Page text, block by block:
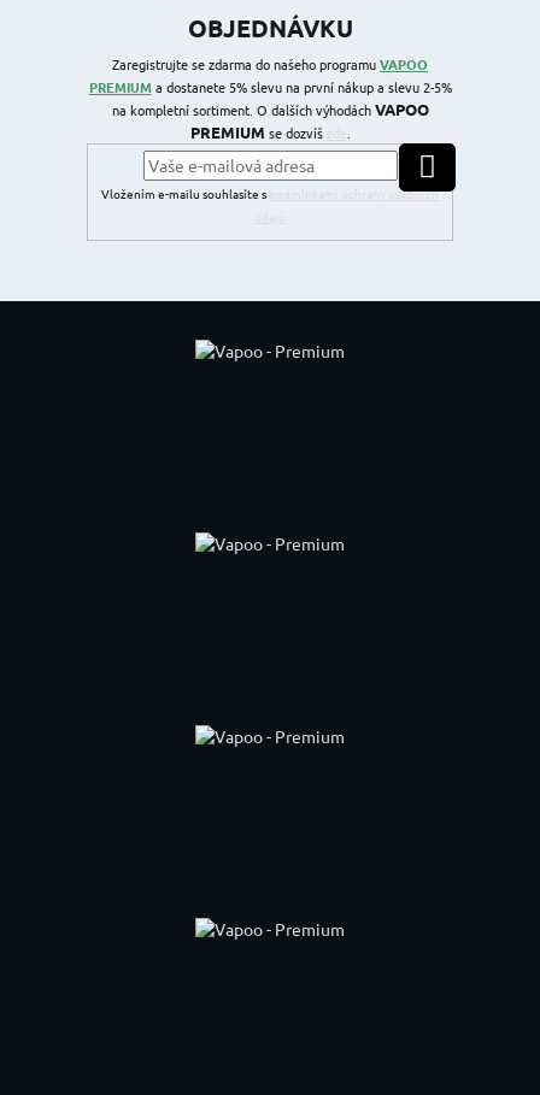
OBJEDNÁVKU
Zaregistrujte se zdarma do našeho programuVAPOO
PREMIUMa dostanete 5% slevu na první nákup a slevu 2-5%
na kompletní sortiment. O dalších výhodáchVAPOO
PREMIUM se dozvíš .
Vložením e-mailu souhlasíte s
podmínkami ochrany osobních